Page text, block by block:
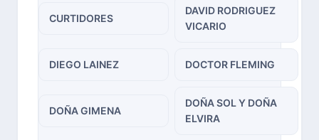
CURTIDORES
DAVID RODRIGUEZ
VICARIO
DIEGO LAINEZ DOCTOR FLEMING
DOÑA GIMENA
DOÑA SOL Y DOÑA
ELVIRA